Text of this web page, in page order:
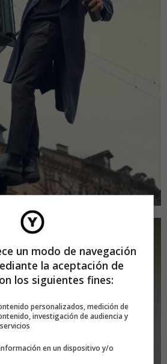
un modo de navegación
la aceptación de
los siguientes fines:
personalizados, medición de
investigación de audiencia y
en un dispositivo y/o